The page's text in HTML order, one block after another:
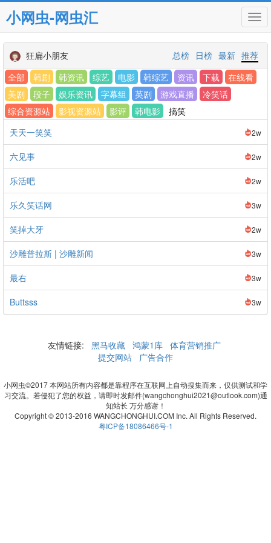
小网虫-网虫汇
狂扁小朋友 推荐
最新
日榜
总榜
全部
韩剧 韩资讯 综艺 电影 韩综艺 资讯 下载
在线看
美剧
段子 娱乐资讯 字幕组 英剧 游戏直播
冷笑话
综合资源站
影视资源站 影评 韩电影
搞笑
天天一笑笑
2w
六见事 2w
乐活吧 2w
乐久笑话网 3w
笑掉大牙 2w
沙雕普拉斯 | 沙雕新闻 3w
最右 3w
Buttsss 3w
友情链接: 黑马收藏 鸿蒙1库 体育营销推广
提交网站
广告合作
小网虫©2017 本网站所有内容都是靠程序在互联网上自动搜集而来，仅供测试和学
习交流。若侵犯了您的权益，请即时发邮件(wangchonghui2021@outlook.com)通
知站长 万分感谢！
Copyright © 2013-2016 WANGCHONGHUI.COM Inc. All Rights Reserved.
粤ICP备18086466号-1